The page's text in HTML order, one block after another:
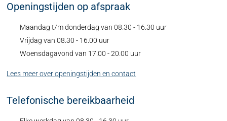
Openingstijden op afspraak
Maandag t/m donderdag van 08.30 - 16.30 uur
Vrijdag van 08.30 - 16.00 uur
Woensdagavond van 17.00 - 20.00 uur
Lees meer over openingstijden en contact
Telefonische bereikbaarheid